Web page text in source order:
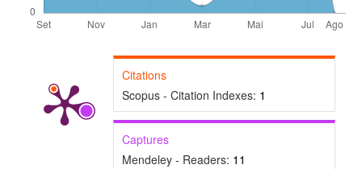
Citations
Scopus - Citation Indexes: 1
Captures
Mendeley - Readers: 11